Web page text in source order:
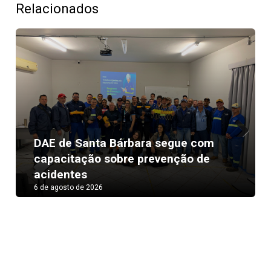
Relacionados
DAE de Santa Bárbara segue com
capacitação sobre prevenção de
acidentes
6 de agosto de 2026
Next